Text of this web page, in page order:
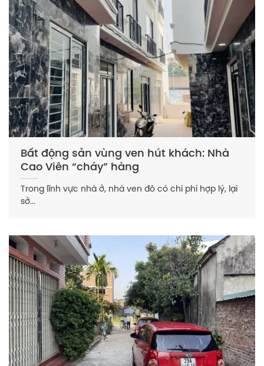
Bất động sản vùng ven hút khách: Nhà
Cao Viên “cháy” hàng
Trong lĩnh vực nhà ở, nhà ven đô có chi phí hợp lý, lại
sở...